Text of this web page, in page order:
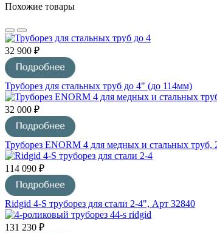
Похожие товары
32 900 ₽
Труборез для стальных труб до 4" (до 114мм)
32 000 ₽
Труборез ENORM 4 для медных и стальных труб,
114 090 ₽
Ridgid 4-S труборез для стали 2-4", Арт 32840
131 230 ₽